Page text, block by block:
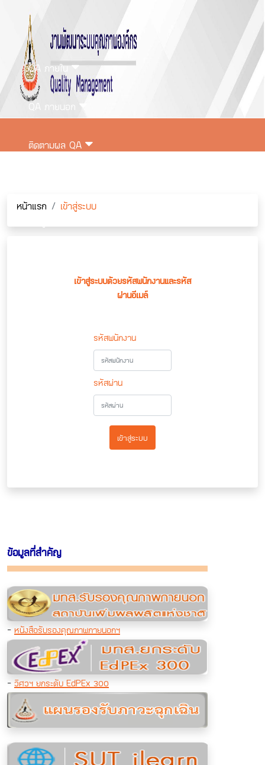
QA ภายใน
QA ภายนอก
ติดตามผล QA
หน้าแรก เข้าสู่ระบบ
เข้าสู่ระบบด้วยรหัสพนักงานและรหัส
ผ่านอีเมล์
รหัสพนักงาน
รหัสผ่าน
ข้อมูลที่สำคัญ
- หนังสือรับรองคุณภาพภายนอกฯ
- วิศวฯ ยกระดับ EdPEx 300